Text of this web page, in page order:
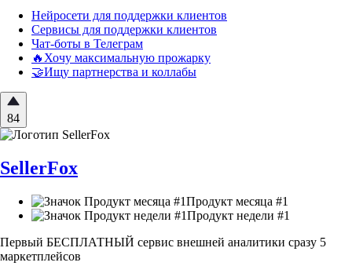
Нейросети для поддержки клиентов
Сервисы для поддержки клиентов
Чат-боты в Телеграм
🔥Хочу максимальную прожарку
🤝Ищу партнерства и коллабы
84
SellerFox
Продукт месяца #1
Продукт недели #1
Первый БЕСПЛАТНЫЙ сервис внешней аналитики сразу 5
маркетплейсов